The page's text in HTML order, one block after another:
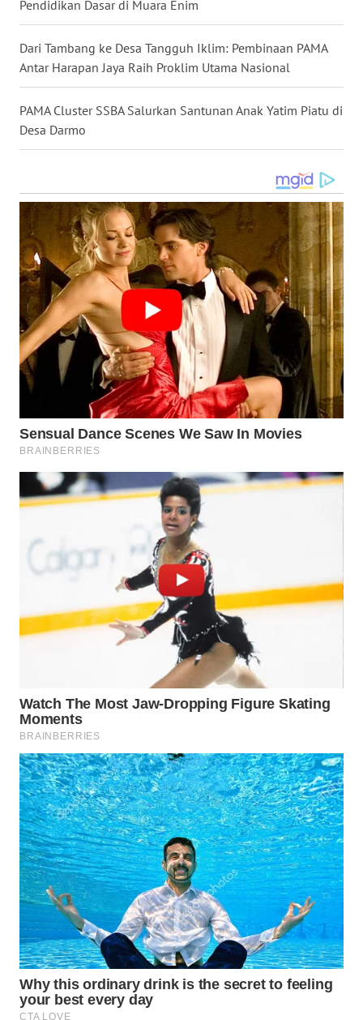
Pendidikan Dasar di Muara Enim
Dari Tambang ke Desa Tangguh Iklim: Pembinaan PAMA
Antar Harapan Jaya Raih Proklim Utama Nasional
PAMA Cluster SSBA Salurkan Santunan Anak Yatim Piatu di
Desa Darmo
WN
MALUKU
WN
MALUT
WN
WN
DANAU
TOBA
WN
NIAS
WN
LANGKAT
TAPANULI
SELATAN
WN
TANJUNG
KARO
WN
SIMALUNGUN
LABUHANBATU
WN
TAPANULI
TENGAH
WN DELI
SERDANG
WN
TEBING
TINGGI
WN
PAKPAK
WN